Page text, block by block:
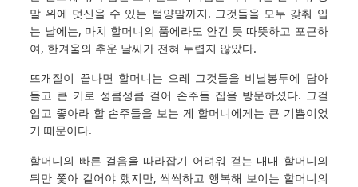
말 위에 덧신을 수 있는 털양말까지. 그것들을 모두 갖춰 입
는 날에는, 마치 할머니의 품에라도 안긴 듯 따뜻하고 포근하
여, 한겨울의 추운 날씨가 전혀 두렵지 않았다.
뜨개질이 끝나면 할머니는 으레 그것들을 비닐봉투에 담아
들고 큰 키로 성큼성큼 걸어 손주들 집을 방문하셨다. 그걸
입고 좋아라 할 손주들을 보는 게 할머니에게는 큰 기쁨이었
기 때문이다.
할머니의 빠른 걸음을 따라잡기 어려워 걷는 내내 할머니의
뒤만 쫓아 걸어야 했지만, 씩씩하고 행복해 보이는 할머니의